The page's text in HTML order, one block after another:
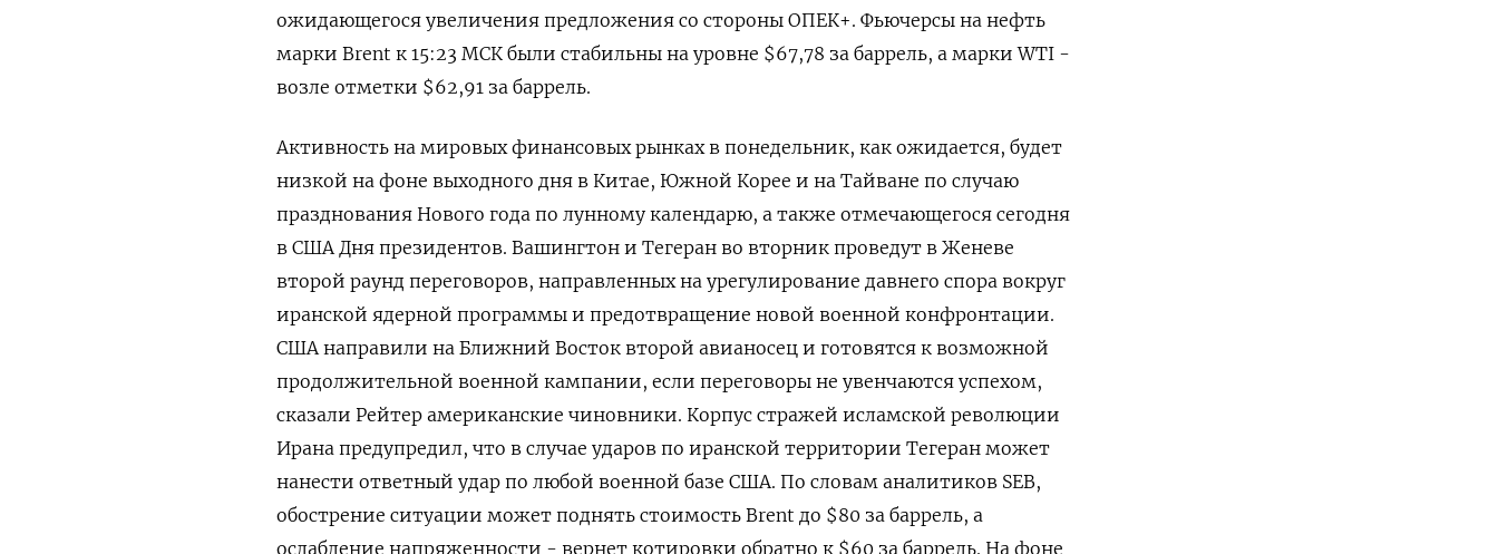
ожидающегося увеличения предложения со стороны ОПЕК+. Фьючерсы на нефть
марки Brent к 15:23 МСК были стабильны на уровне $67,78 за ​баррель, а марки WTI -
​возле отметки $62,91 ​за баррель.
Активность на ⁠мировых финансовых рынках в понедельник, как ожидается, будет
низкой ‌на фоне выходного дня в ‌Китае, Южной Корее и на Тайване по случаю
празднования Нового года по лунному календарю, а ​также отмечающегося сегодня
в США Дня президентов. Вашингтон и Тегеран ‌во вторник проведут в Женеве
второй раунд переговоров, направленных на урегулирование давнего ​спора вокруг
иранской ядерной программы и предотвращение новой военной конфронтации.
США направили на Ближний ‌Восток второй авианосец и готовятся к возможной
продолжительной военной кампании, если переговоры не увенчаются успехом,
сказали Рейтер американские чиновники. Корпус стражей исламской ​революции
Ирана предупредил, ​что в случае ударов ‌по иранской территории Тегеран может
нанести ответный удар по любой военной базе ​США. По словам аналитиков SEB,
обострение ситуации может поднять стоимость Brent до $80 за баррель, а
ослабление напряженности - вернет котировки обратно к $60 за баррель. На фоне